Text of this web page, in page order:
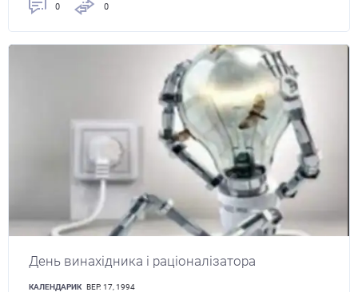
0 0
День винахідника і раціоналізатора
КАЛЕНДАРИК ВЕР. 17, 1994